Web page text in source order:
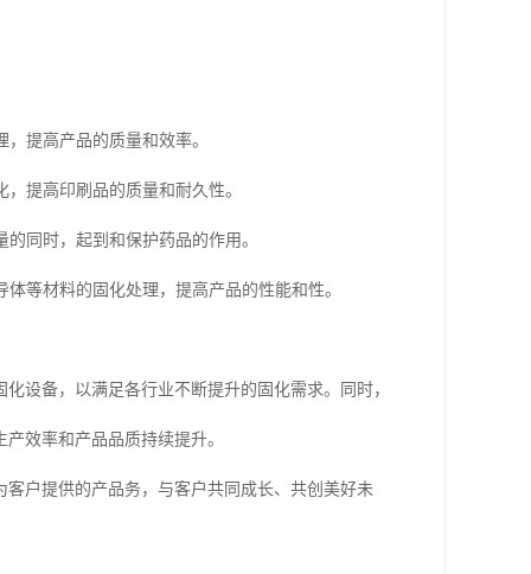
提高产品的质量和效率。
提高印刷品的质量和耐久性。
同时，起到和保护药品的作用。
等材料的固化处理，提高产品的性能和性。
设备，以满足各行业不断提升的固化需求。同时，
效率和产品品质持续提升。
户提供的产品务，与客户共同成长、共创美好未